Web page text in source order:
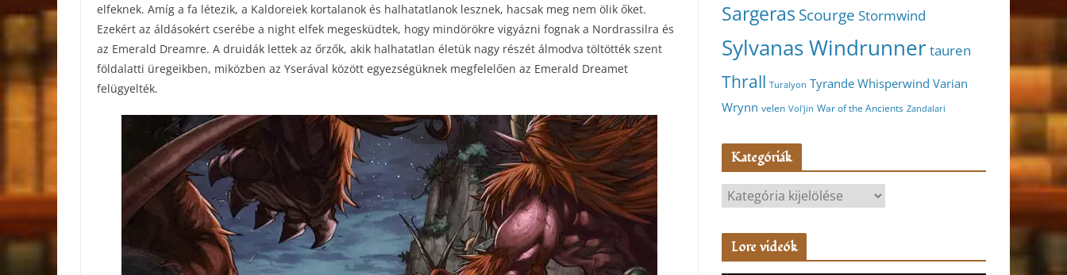
elfeknek. Amíg a fa létezik, a Kaldoreiek kortalanok és halhatatlanok lesznek, hacsak meg nem ölik őket.
Ezekért az áldásokért cserébe a night elfek megesküdtek, hogy mindörökre vigyázni fognak a Nordrassilra és
az Emerald Dreamre. A druidák lettek az őrzők, akik halhatatlan életük nagy részét álmodva töltötték szent
földalatti üregeikben, miközben az Yserával között egyezségüknek megfelelően az Emerald Dreamet
felügyelték.
Sargeras Scourge Stormwind
Sylvanas Windrunnertauren
Thrall Turalyon Tyrande Whisperwind Varian
Wrynn velen Vol'jin War of the Ancients Zandalari
Kategóriák
a
t
g
Lore videók